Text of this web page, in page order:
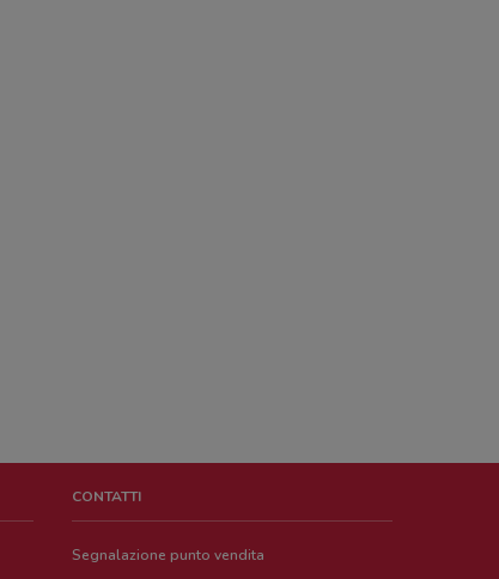
CONTATTI
Segnalazione punto vendita